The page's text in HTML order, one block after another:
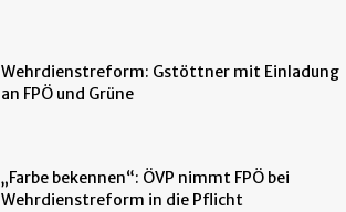
Wehrdienstreform: Gstöttner mit Einladung
an FPÖ und Grüne
„Farbe bekennen“: ÖVP nimmt FPÖ bei
Wehrdienstreform in die Pflicht